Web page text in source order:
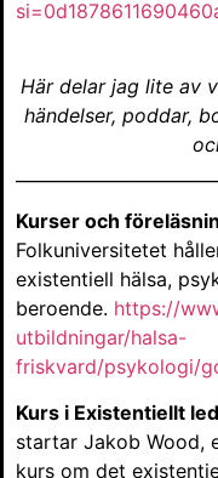
Här delar jag lite av
händelser, poddar,
Kurser och
Folkuniversitetet
existentiell hälsa,
beroende. https://
utbildningar/halsa-
friskvard/psykologi/
Kurs i Existentiellt
startar Jakob Wood,
kurs om det